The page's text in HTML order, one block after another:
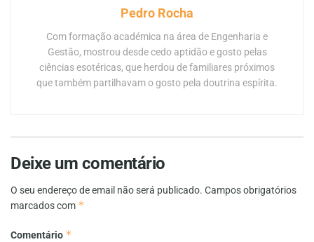
Pedro Rocha
Com formação académica na área de Engenharia e
Gestão, mostrou desde cedo aptidão e gosto pelas
ciências esotéricas, que herdou de familiares próximos
que também partilhavam o gosto pela doutrina espírita.
Deixe um comentário
O seu endereço de email não será publicado. Campos obrigatórios
marcados com *
Comentário *